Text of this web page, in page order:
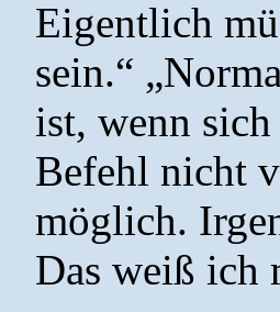
Eigentlich
sein.“
ist, wenn
Befehl nicht
möglich.
Das weiß ich